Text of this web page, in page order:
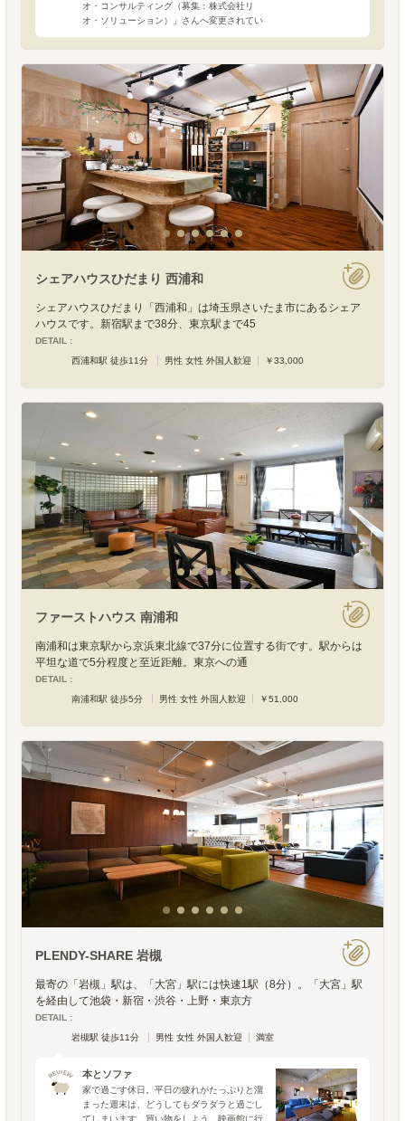
オ・コンサルティング（募集：株式会社リ
オ・ソリューション）」さんへ変更されてい
入居後10ヶ月横浜市内の不動産会社勤務。趣
味はス
シェアハウスひだまり 西浦和
シェアハウスひだまり「西浦和」は埼玉県さいたま市にあるシェア
ハウスです。新宿駅まで38分、東京駅まで45
DETAIL :
西浦和駅 徒歩11分
男性 女性 外国人歓迎 ￥33,000
ファーストハウス 南浦和
南浦和は東京駅から京浜東北線で37分に位置する街です。駅からは
平坦な道で5分程度と至近距離。東京への通
DETAIL :
南浦和駅 徒歩5分
男性 女性 外国人歓迎 ￥51,000
PLENDY-SHARE 岩槻
最寄の「岩槻」駅は、「大宮」駅には快速1駅（8分）。「大宮」駅
を経由して池袋・新宿・渋谷・上野・東京方
DETAIL :
岩槻駅 徒歩11分
男性 女性 外国人歓迎 満室
本とソファ
家で過ごす休日。平日の疲れがたっぷりと溜
まった週末は、どうしてもダラダラと過ごし
てしまいます。買い物をしよう、映画館に行